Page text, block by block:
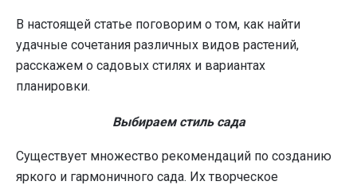
В настоящей статье поговорим о том, как найти
удачные сочетания различных видов растений,
расскажем о садовых стилях и вариантах
планировки.
Выбираем стиль сада
Существует множество рекомендаций по созданию
яркого и гармоничного сада. Их творческое